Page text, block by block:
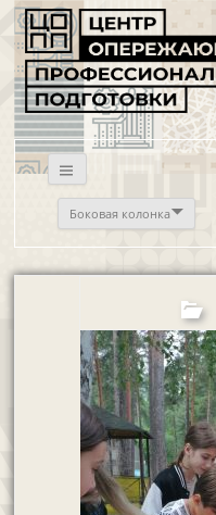
Боковая колонка